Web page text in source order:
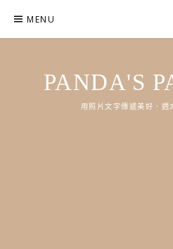
content
MENU
PANDA'S
用照片文字傳遞美好．週